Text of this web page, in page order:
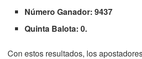
Número Ganador: 9437
Quinta Balota: 0.
Con estos resultados, los